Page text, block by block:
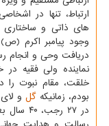
ارتباط، تنها در
های ذاتی و
وجود پیامبر اکرم
دریافت وحی و انجام
نماینده ولی فقیه در
خلقت، مقام نبوت را
بودم، زمانیکهگلو لای
در ۲۷